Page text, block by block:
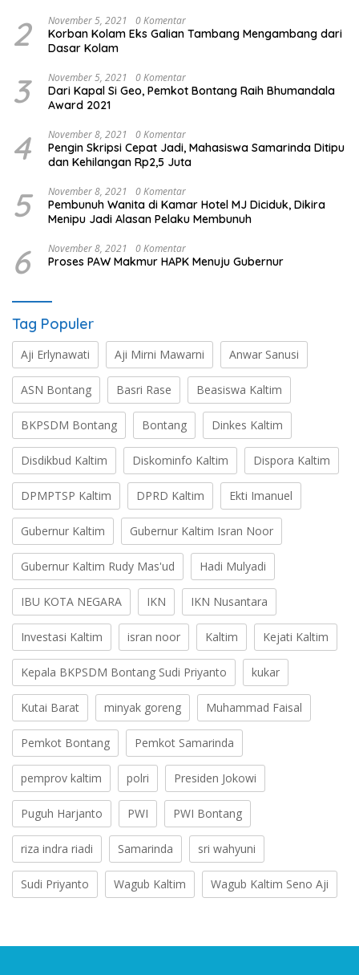
2 November 5, 2021 0 Komentar
Korban Kolam Eks Galian Tambang Mengambang dari
Dasar Kolam
3 November 5, 2021 0 Komentar
Dari Kapal Si Geo, Pemkot Bontang Raih Bhumandala
Award 2021
4 November 8, 2021 0 Komentar
Pengin Skripsi Cepat Jadi, Mahasiswa Samarinda Ditipu
dan Kehilangan Rp2,5 Juta
5 November 8, 2021 0 Komentar
Pembunuh Wanita di Kamar Hotel MJ Diciduk, Dikira
Menipu Jadi Alasan Pelaku Membunuh
6 November 8, 2021 0 Komentar
Proses PAW Makmur HAPK Menuju Gubernur
Tag Populer
Aji Erlynawati Aji Mirni Mawarni Anwar Sanusi
ASN Bontang Basri Rase Beasiswa Kaltim
BKPSDM Bontang Bontang Dinkes Kaltim
Disdikbud Kaltim Diskominfo Kaltim Dispora Kaltim
DPMPTSP Kaltim DPRD Kaltim Ekti Imanuel
Gubernur Kaltim Gubernur Kaltim Isran Noor
Gubernur Kaltim Rudy Mas'ud Hadi Mulyadi
IBU KOTA NEGARA IKN IKN Nusantara
Investasi Kaltim isran noor Kaltim Kejati Kaltim
Kepala BKPSDM Bontang Sudi Priyanto kukar
Kutai Barat minyak goreng Muhammad Faisal
Pemkot Bontang Pemkot Samarinda
pemprov kaltim polri Presiden Jokowi
Puguh Harjanto PWI PWI Bontang
riza indra riadi Samarinda sri wahyuni
Sudi Priyanto Wagub Kaltim Wagub Kaltim Seno Aji